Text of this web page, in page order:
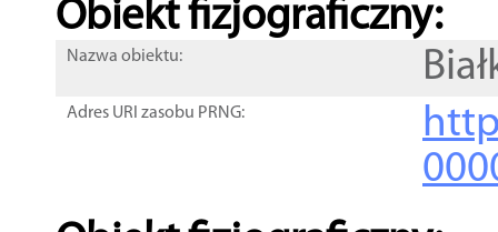
Obiekt fizjograficzny:
Nazwa obiektu:
Adres URI zasobu PRNG: